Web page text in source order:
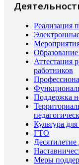
Реализация
Аттестация
работников
Поддержка
Культура
ГТО
Десятилетие
Меры